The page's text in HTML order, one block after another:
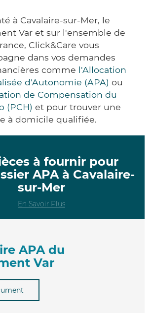
à Cavalaire-sur-Mer, le
Var et sur l'ensemble de
Click&Care vous
dans vos demandes
comme l'Allocation
d'Autonomie (APA) ou
de Compensation du
(PCH) et pour trouver une
à domicile qualifiée.
à fournir pour
APA à Cavalaire-
sur-Mer
En Savoir Plus
APA du
Var